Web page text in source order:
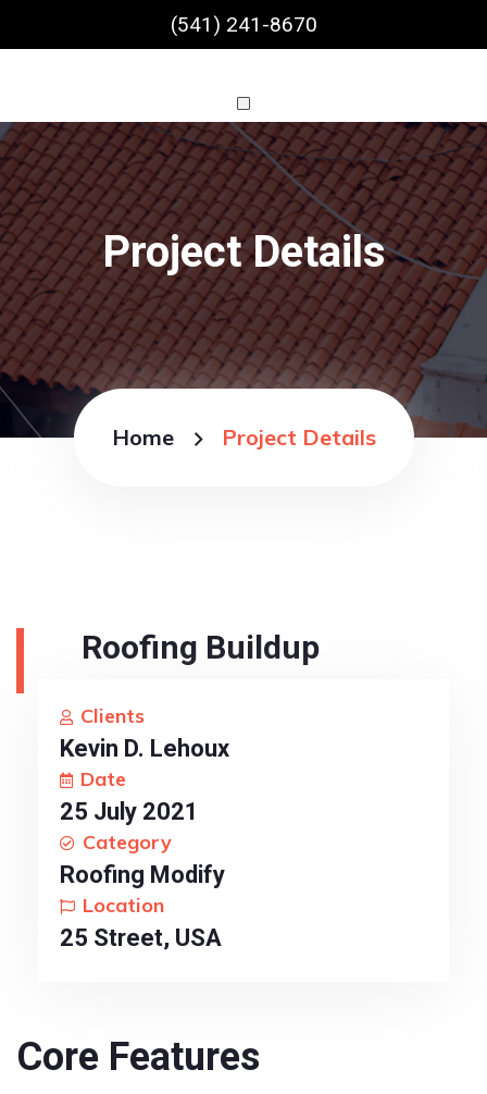
(541) 241-8670
Project Details
Home Project Details
Roofing Buildup
Clients
Kevin D. Lehoux
Date
25 July 2021
Category
Roofing Modify
Location
25 Street, USA
Core Features